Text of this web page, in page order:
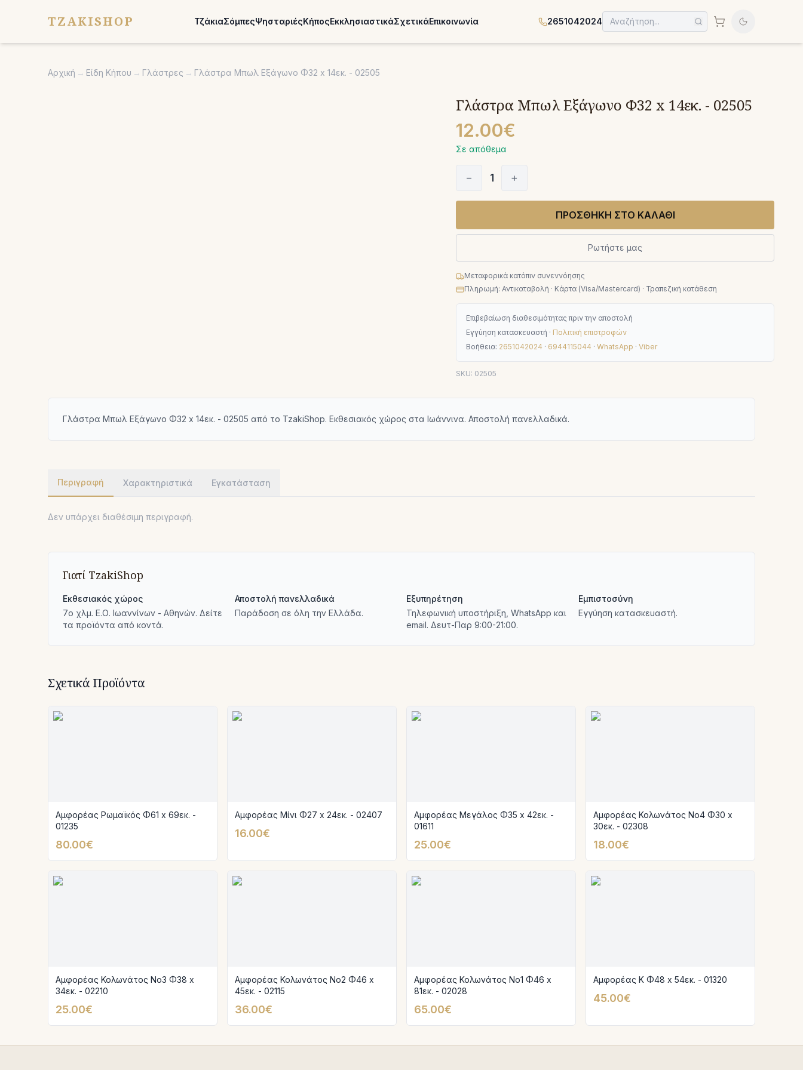
TZAKISHOP ΤζάκιαΣόμπεςΨησταριέςΚήποςΕκκλησιαστικάΣχετικάΕπικοινωνία 2651042024
Αρχική → Είδη Κήπου → Γλάστρες → Γλάστρα Μπωλ Εξάγωνο Φ32 x 14εκ. - 02505
Γλάστρα Μπωλ Εξάγωνο Φ32 x 14εκ. - 02505
12.00€
Σε απόθεμα
− 1 +
ΠΡΟΣΘΗΚΗ ΣΤΟ ΚΑΛΑΘΙ
Ρωτήστε μας
Μεταφορικά κατόπιν συνεννόησης
Πληρωμή: Αντικαταβολή · Κάρτα (Visa/Mastercard) · Τραπεζική κατάθεση
Επιβεβαίωση διαθεσιμότητας πριν την αποστολή
Εγγύηση κατασκευαστή · Πολιτική επιστροφών
Βοήθεια: 2651042024 · 6944115044 · WhatsApp · Viber
SKU: 02505
Γλάστρα Μπωλ Εξάγωνο Φ32 x 14εκ. - 02505 από το TzakiShop. Εκθεσιακός χώρος στα Ιωάννινα. Αποστολή πανελλαδικά.
Περιγραφή Χαρακτηριστικά Εγκατάσταση
Δεν υπάρχει διαθέσιμη περιγραφή.
Γιατί TzakiShop
Εκθεσιακός χώρος
7ο χλμ. Ε.Ο. Ιωαννίνων - Αθηνών. Δείτε
τα προϊόντα από κοντά.
Αποστολή πανελλαδικά
Παράδοση σε όλη την Ελλάδα.
Εξυπηρέτηση
Τηλεφωνική υποστήριξη, WhatsApp και
email. Δευτ-Παρ 9:00-21:00.
Εμπιστοσύνη
Εγγύηση κατασκευαστή.
Σχετικά Προϊόντα
Αμφορέας Ρωμαϊκός Φ61 x 69εκ. -
01235
80.00€
Αμφορέας Μίνι Φ27 x 24εκ. - 02407
16.00€
Αμφορέας Μεγάλος Φ35 x 42εκ. -
01611
25.00€
Αμφορέας Κολωνάτος Νο4 Φ30 x
30εκ. - 02308
18.00€
Αμφορέας Κολωνάτος Νο3 Φ38 x
34εκ. - 02210
25.00€
Αμφορέας Κολωνάτος Νο2 Φ46 x
45εκ. - 02115
36.00€
Αμφορέας Κολωνάτος Νο1 Φ46 x
81εκ. - 02028
65.00€
Αμφορέας Κ Φ48 x 54εκ. - 01320
45.00€